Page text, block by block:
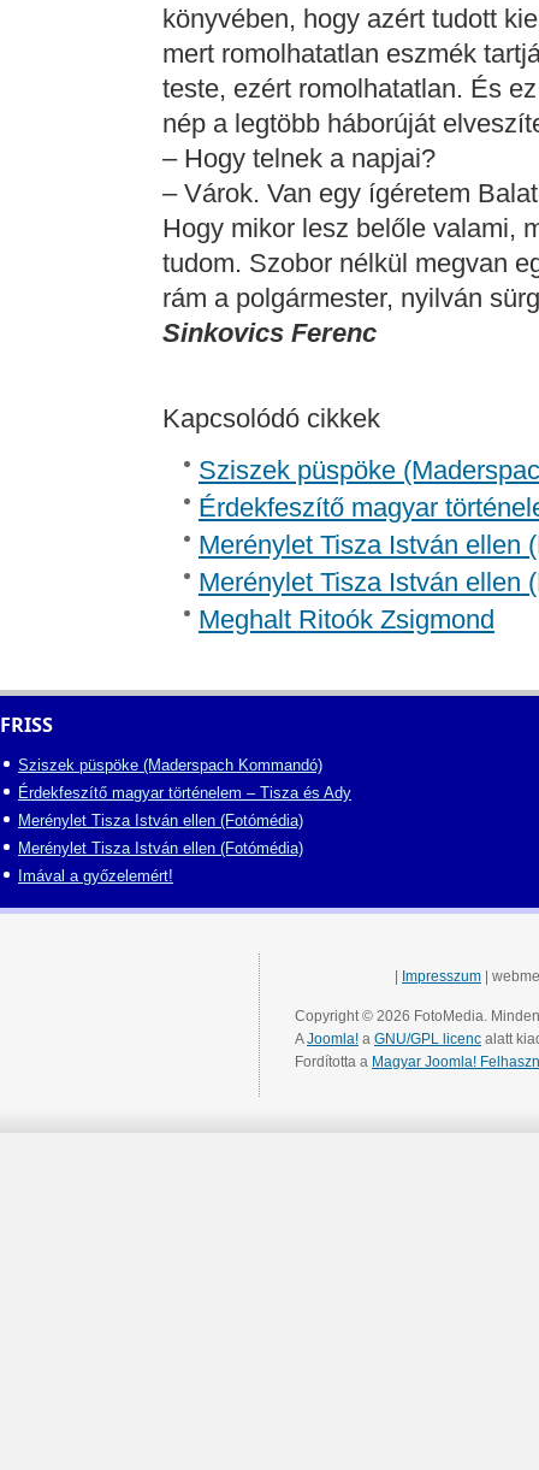
könyvében, hogy azért tudott
mert romolhatatlan eszmék
teste, ezért romolhatatlan. És
nép a legtöbb háborúját
– Hogy telnek a napjai?
– Várok. Van egy ígéretem
Hogy mikor lesz belőle valami,
tudom. Szobor nélkül megvan
rám a polgármester, nyilván
Sinkovics Ferenc
Kapcsolódó cikkek
Sziszek püspöke
Érdekfeszítő magyar
Merénylet Tisza István ellen
Merénylet Tisza István ellen
Meghalt Ritoók Zsigmond
FRISS
Sziszek püspöke (Maderspach Kommandó)
Érdekfeszítő magyar történelem – Tisza és Ady
Merénylet Tisza István ellen (Fotómédia)
Merénylet Tisza István ellen (Fotómédia)
Imával a győzelemért!
Impresszum |
Copyright © 2026 FotoMedia.
AJoomla! a GNU/GPL licenc alatt
Fordította a Magyar Joomla!